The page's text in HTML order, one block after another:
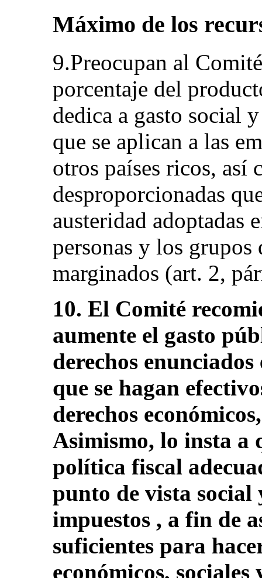
Máximo de los
9.Preocupan al
porcentaje del
dedica a gasto social
que se aplican a las
otros países ricos, así
desproporcionadas
austeridad adoptadas
personas y los grupos
marginados (art. 2,
10. El Comité
aumente el gasto
derechos
que se hagan
derechos
Asimismo, lo insta a
política fiscal
punto de vista social
impuestos , a fin de
suficientes para
económicos,